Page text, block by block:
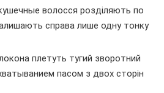
волосся розділяють по
справа лише одну тонку
плетуть тугий зворотний
пасом з двох сторін